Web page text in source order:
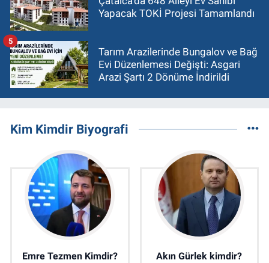
Yapacak TOKİ Projesi Tamamlandı
Tarım Arazilerinde Bungalov ve Bağ
Evi Düzenlemesi Değişti: Asgari
Arazi Şartı 2 Dönüme İndirildi
5
Kim Kimdir Biyografi
Emre Tezmen Kimdir? Akın Gürlek kimdir?